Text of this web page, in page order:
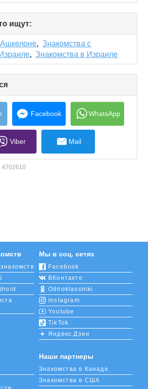
ищут:
to
collapse
contents
,Знакомства с
,Знакомства в Израиле
to
collapse
contentsFacebook WhatsApp
Viber Mail
4702610
Мы в соц. сетях
Facebook
ВКонтакте
Odnoklassniki
Instagram
Youtube
TikTok
Яндекс.Дзен
Наши партнеры
Знакомства в Канаде
Знакомства в США